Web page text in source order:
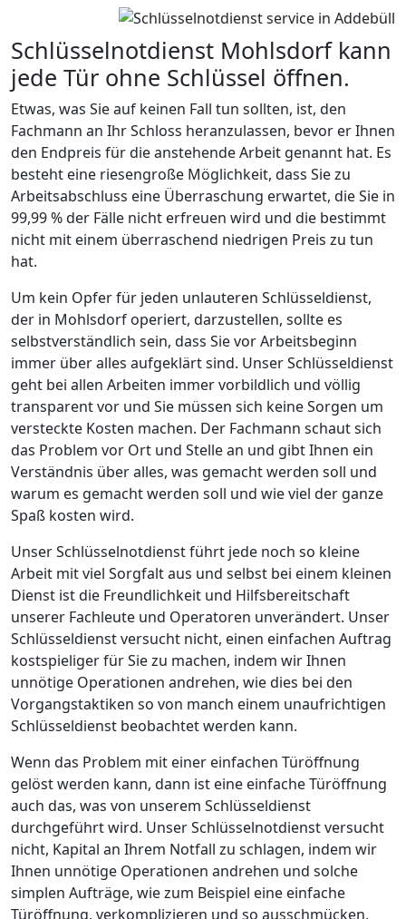
Schlüsselnotdienst Mohlsdorf kann
jede Tür ohne Schlüssel öffnen.
Etwas, was Sie auf keinen Fall tun sollten, ist, den
Fachmann an Ihr Schloss heranzulassen, bevor er Ihnen
den Endpreis für die anstehende Arbeit genannt hat. Es
besteht eine riesengroße Möglichkeit, dass Sie zu
Arbeitsabschluss eine Überraschung erwartet, die Sie in
99,99 % der Fälle nicht erfreuen wird und die bestimmt
nicht mit einem überraschend niedrigen Preis zu tun
hat.
Um kein Opfer für jeden unlauteren Schlüsseldienst,
der in Mohlsdorf operiert, darzustellen, sollte es
selbstverständlich sein, dass Sie vor Arbeitsbeginn
immer über alles aufgeklärt sind. Unser Schlüsseldienst
geht bei allen Arbeiten immer vorbildlich und völlig
transparent vor und Sie müssen sich keine Sorgen um
versteckte Kosten machen. Der Fachmann schaut sich
das Problem vor Ort und Stelle an und gibt Ihnen ein
Verständnis über alles, was gemacht werden soll und
warum es gemacht werden soll und wie viel der ganze
Spaß kosten wird.
Unser Schlüsselnotdienst führt jede noch so kleine
Arbeit mit viel Sorgfalt aus und selbst bei einem kleinen
Dienst ist die Freundlichkeit und Hilfsbereitschaft
unserer Fachleute und Operatoren unverändert. Unser
Schlüsseldienst versucht nicht, einen einfachen Auftrag
kostspieliger für Sie zu machen, indem wir Ihnen
unnötige Operationen andrehen, wie dies bei den
Vorgangstaktiken so von manch einem unaufrichtigen
Schlüsseldienst beobachtet werden kann.
Wenn das Problem mit einer einfachen Türöffnung
gelöst werden kann, dann ist eine einfache Türöffnung
auch das, was von unserem Schlüsseldienst
durchgeführt wird. Unser Schlüsselnotdienst versucht
nicht, Kapital an Ihrem Notfall zu schlagen, indem wir
Ihnen unnötige Operationen andrehen und solche
simplen Aufträge, wie zum Beispiel eine einfache
Türöffnung, verkomplizieren und so ausschmücken,